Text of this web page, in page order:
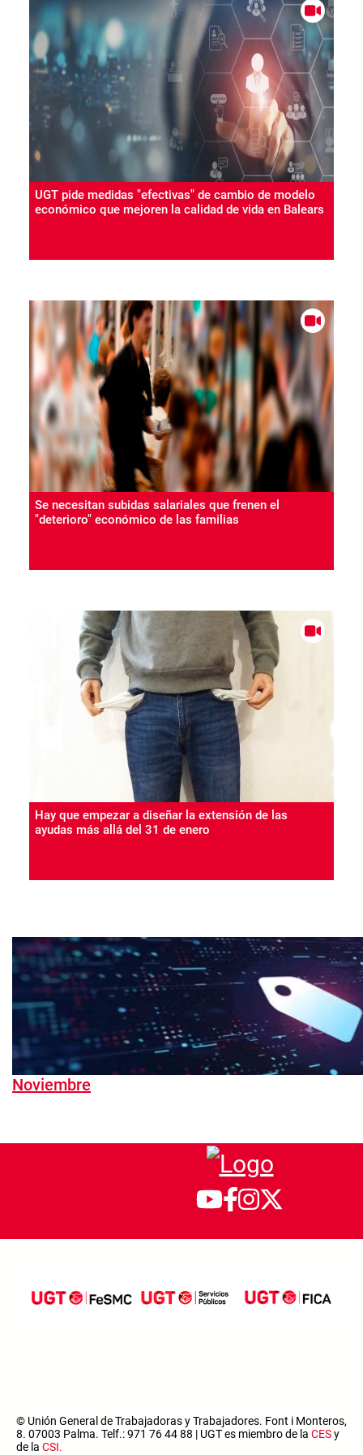
UGT pide medidas "efectivas" de cambio de modelo
económico que mejoren la calidad de vida en Balears
Se necesitan subidas salariales que frenen el
"deterioro" económico de las familias
Hay que empezar a diseñar la extensión de las
ayudas más allá del 31 de enero
Noviembre
© Unión General de Trabajadoras y Trabajadores. Font i Monteros,
8. 07003 Palma. Telf.: 971 76 44 88 | UGT es miembro de la CESy
de la CSI.